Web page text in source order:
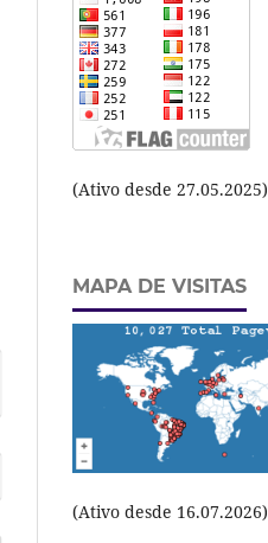
(Ativo desde 27.05.2025)
MAPA DE VISITAS
(Ativo desde 16.07.2026)